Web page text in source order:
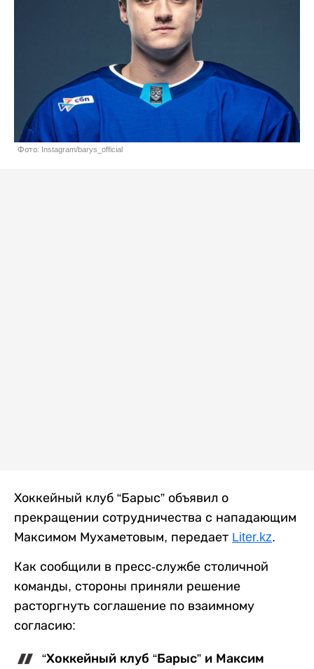
Фото: Instagram/barys_official
Хоккейный клуб “Барыс” объявил о
прекращении сотрудничества с нападающим
Максимом Мухаметовым, передает Liter.kz.
Как сообщили в пресс-службе столичной
команды, стороны приняли решение
расторгнуть соглашение по взаимному
согласию:
“Хоккейный клуб “Барыс” и Максим